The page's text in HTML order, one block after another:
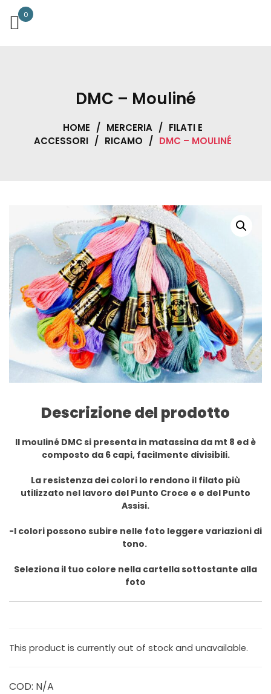
0
DMC – Mouliné
HOME / MERCERIA / FILATI E
ACCESSORI / RICAMO / DMC – MOULINÉ
Descrizione del prodotto
Il mouliné DMC si presenta in matassina da mt 8 ed è
composto da 6 capi, facilmente divisibili.
La resistenza dei colori lo rendono il filato più
utilizzato nel lavoro del Punto Croce e e del Punto
Assisi.
-I colori possono subire nelle foto leggere variazioni di
tono.
Seleziona il tuo colore nella cartella sottostante alla
foto
This product is currently out of stock and unavailable.
COD: N/A